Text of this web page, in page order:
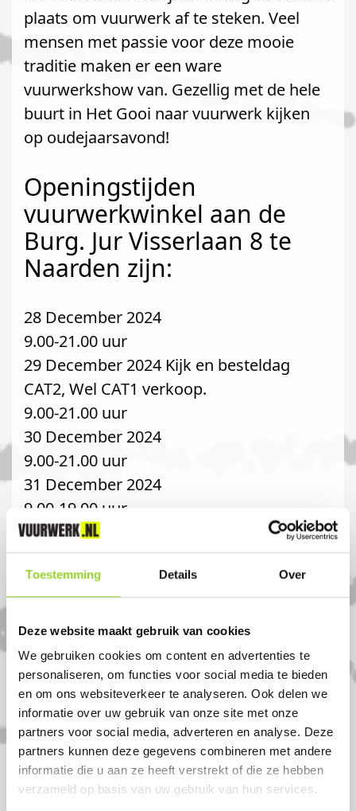
Toestemming Details Over
Deze website maakt gebruik van cookies
We gebruiken cookies om content en advertenties te
personaliseren, om functies voor social media te bieden
en om ons websiteverkeer te analyseren. Ook delen we
informatie over uw gebruik van onze site met onze
partners voor social media, adverteren en analyse. Deze
partners kunnen deze gegevens combineren met andere
informatie die u aan ze heeft verstrekt of die ze hebben
verzameld op basis van uw gebruik van hun services.
plaats om vuurwerk af te steken. Veel
mensen met passie voor deze mooie
traditie maken er een ware
vuurwerkshow van. Gezellig met de hele
buurt in Het Gooi naar vuurwerk kijken
op oudejaarsavond!
Openingstijden
vuurwerkwinkel aan de
Burg. Jur Visserlaan 8 te
Naarden zijn:
28 December 2024
9.00-21.00 uur
29 December 2024 Kijk en besteldag
CAT2, Wel CAT1 verkoop.
9.00-21.00 uur
30 December 2024
9.00-21.00 uur
31 December 2024
9.00-19.00 uur
Let op!!! 29 December 2024 Kijk en
besteldag CAT2 wel CAT1 verkoop.
Komt u uit Het Gooi?
Koop uw vuurwerk dan bij Hengelsport
het Gooi in Naarden. U bent van harte
welkom! U bent uiteraard ook welkom als
u uit Valkeveen, Bikbergen of Het gooi
komt.